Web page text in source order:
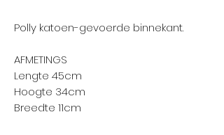
Polly katoen-gevoerde binnekant.
AFMETINGS
Lengte 45cm
Hoogte 34cm
Breedte 11cm